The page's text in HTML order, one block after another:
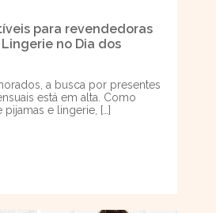
para revendedoras
no Dia dos
a busca por presentes
está em alta. Como
e lingerie, […]